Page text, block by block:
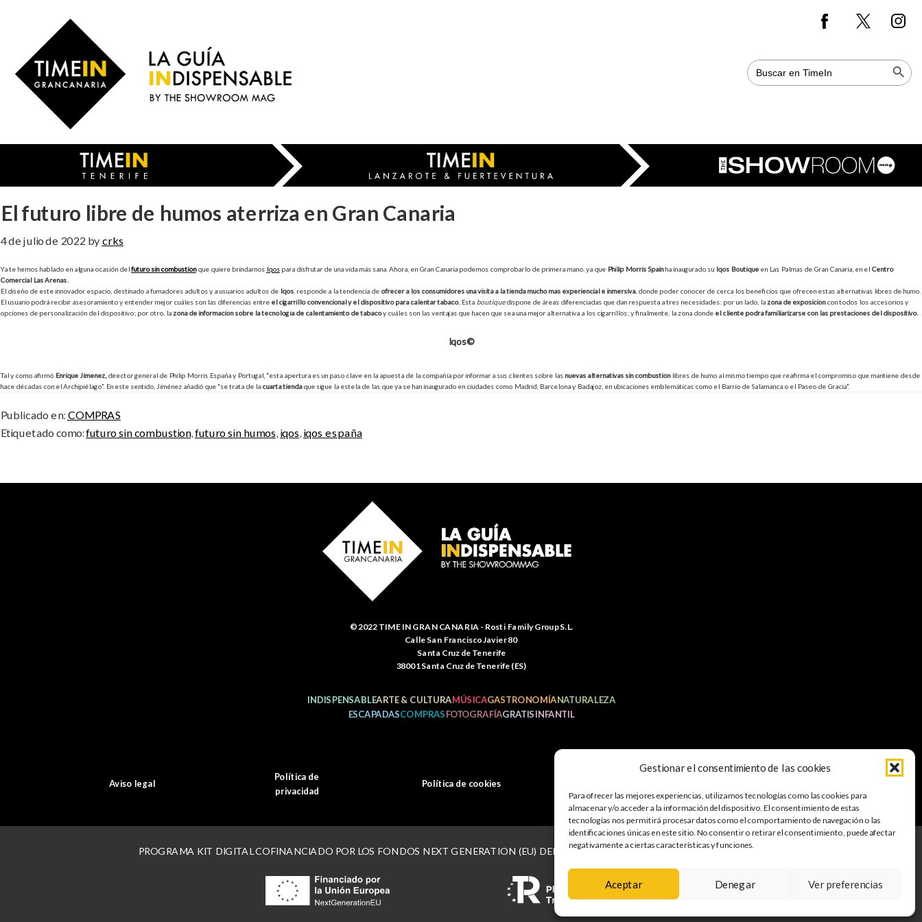
Gestionar el consentimiento de las cookies
Para ofrecer las mejores experiencias, utilizamos tecnologías como las cookies para
almacenar y/o acceder a la información del dispositivo. El consentimiento de estas
tecnologías nos permitirá procesar datos como el comportamiento de navegación o las
identificaciones únicas en este sitio. No consentir o retirar el consentimiento, puede afectar
negativamente a ciertas características y funciones.
Aceptar Denegar Ver preferencias
Gran
Canaria
Buscar: Botón de
El futuro libre de humos aterriza en Gran Canaria
4 de julio de 2022 by crks
Ya te hemos hablado en alguna ocasión delfuturo sin combustión que quiere brindarnos Iqos para disfrutar de una vida más sana. Ahora, en Gran Canaria podemos comprobarlo de primera mano, ya que Philip Morris Spainha inaugurado su Iqos Boutique en Las Palmas de Gran Canaria, en el Centro
Comercial Las Arenas.
El diseño de este innovador espacio, destinado a fumadores adultos y a usuarios adultos de Iqos , responde a la tendencia de ofrecer a los consumidores una visita a la tienda mucho más experiencial e inmersiva, donde poder conocer de cerca los beneficios que ofrecen estas alternativas libres de humo.
El usuario podrá recibir asesoramiento y entender mejor cuáles son las diferencias entre el cigarrillo convencional y el dispositivo para calentar tabaco. Esta boutiquedispone de áreas diferenciadas que dan respuesta a tres necesidades: por un lado, la zona de exposicióncon todos los accesorios y
opciones de personalización del dispositivo; por otro, la zona de información sobre la tecnología de calentamiento de tabacoy cuáles son las ventajas que hacen que sea una mejor alternativa a los cigarrillos; y finalmente, la zona donde el cliente podrá familiarizarse con las prestaciones del dispositivo.
Iqos©
Tal y como afirmó Enrique Jiménez, director general de Philip Morris España y Portugal, “esta apertura es un paso clave en la apuesta de la compañía por informar a sus clientes sobre las nuevas alternativas sin combustiónlibres de humo al mismo tiempo que reafirma el compromiso que mantiene desde
hace décadas con el Archipiélago”. En este sentido, Jiménez añadió que “se trata de la cuarta tiendaque sigue la estela de las que ya se han inaugurado en ciudades como Madrid, Barcelona y Badajoz, en ubicaciones emblemáticas como el Barrio de Salamanca o el Paseo de Gracia”.
Publicado en: COMPRAS
Etiquetado como:futuro sin combustion,futuro sin humos, iqos, iqos españa
© 2022 TIME IN GRAN CANARIA - Rosti Family Group S.L.
Calle San Francisco Javier 80
Santa Cruz de Tenerife
38001 Santa Cruz de Tenerife (ES)
INDISPENSABLEARTE & CULTURAMÚSICAGASTRONOMÍANATURALEZA
ESCAPADASCOMPRASFOTOGRAFÍAGRATISINFANTIL
Aviso legal
Política de
privacidad
Política de cookies
PROGRAMA KIT DIGITAL COFINANCIADO POR LOS FONDOS NEXT GENERATION (EU) DEL MERCANISMO DE RECUPERACIÓN Y RESILIENCIA